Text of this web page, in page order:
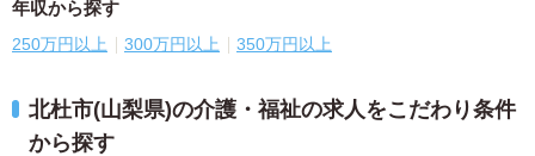
年収から探す
250万円以上 300万円以上 350万円以上
北杜市(山梨県)の介護・福祉の求人をこだわり条件
から探す